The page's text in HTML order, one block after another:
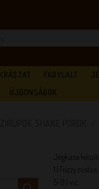
FAGYLALT
ÚJDONSÁGOK
Jégkása
1 l Frizzy rostos
5-9 l víz